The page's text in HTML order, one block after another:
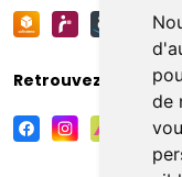
de
Retrouvez-nous